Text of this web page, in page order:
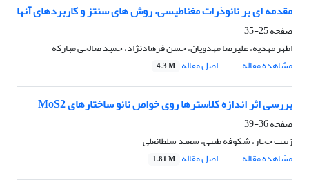
مقدمه ای بر نانوذرات مغناطیسی، روش های سنتز و کاربردهای آنها
صفحه25-35
اطهر مهدیه، علیرضا مهدویان، حسن فرهادنژاد، حمید صالحی مبارکه
مشاهده مقاله
اصل مقاله 4.3 M
بررسی اثر اندازه کلاسترها روی خواص نانو ساختارهای MoS2
صفحه36-39
زیىب حجار، شکوفه طیبی، سعید سلطانعلی
مشاهده مقاله
اصل مقاله 1.81 M